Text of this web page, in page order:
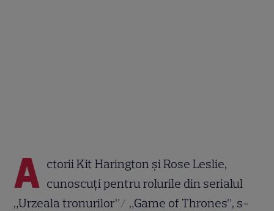
A ctorii Kit Harington şi Rose Leslie,
cunoscuţi pentru rolurile din serialul
„Urzeala tronurilor”/ „Game of Thrones”, s-